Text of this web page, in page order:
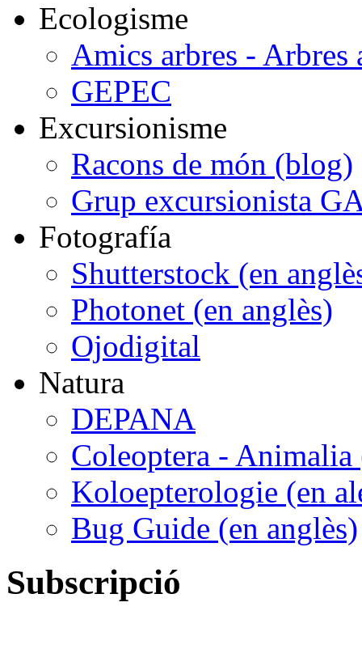
Ecologisme
Amics arbres - Arbres
GEPEC
Excursionisme
Racons de món (blog)
Grup excursionista
Fotografía
Shutterstock (en
Photonet (en anglès)
Ojodigital
Natura
DEPANA
Coleoptera - Animalia
Koloepterologie (en
Bug Guide (en anglès)
Subscripció